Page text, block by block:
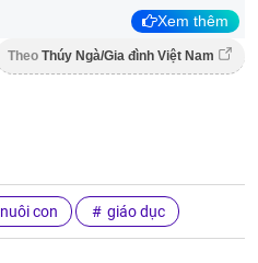
Xem thêm
Theo Thúy Ngà/Gia đình Việt Nam
nuôi con giáo dục